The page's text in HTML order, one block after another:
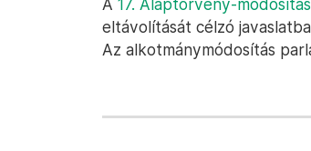
A 17. Alaptörvény-módosítás
eltávolítását célzó
Az alkotmánymódosítás